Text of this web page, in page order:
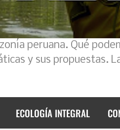
peruana. Qué
y sus propuestas.
ECOLOGÍA INTEGRAL